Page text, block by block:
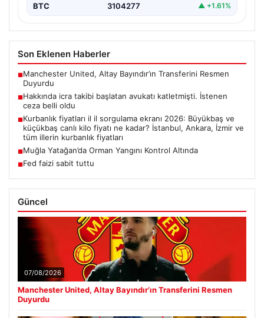
BTC 3104277 ▲ +1.61%
Son Eklenen Haberler
■Manchester United, Altay Bayındır’ın Transferini Resmen
Duyurdu
■Hakkında icra takibi başlatan avukatı katletmişti. İstenen
ceza belli oldu
■Kurbanlık fiyatları il il sorgulama ekranı 2026: Büyükbaş ve
küçükbaş canlı kilo fiyatı ne kadar? İstanbul, Ankara, İzmir ve
tüm illerin kurbanlık fiyatları
■Muğla Yatağan’da Orman Yangını Kontrol Altında
■Fed faizi sabit tuttu
Güncel
07/08/2026
Manchester United, Altay Bayındır’ın Transferini Resmen
Duyurdu